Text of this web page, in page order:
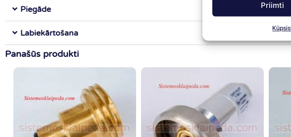
Priimti
Piegāde
Labiekārtošana
Panašūs produkti